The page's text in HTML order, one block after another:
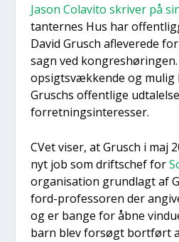
Jason Colavi­to skri­ver på
tan­ter­nes Hus har
David Grusch afle­ve­re­de
sagn ved kon­gres­hø­rin­gen.
opsigtsvæk­ken­de og mulig
Grus­chs offent­li­ge
for­ret­nings­in­ter­es­ser.
CVet viser, at Grusch i maj
nyt job som drifts­chef for
orga­ni­sa­tion grund­lagt af
ford-pro­fes­soren der
og er ban­ge for åbne
barn blev for­søgt bort­ført